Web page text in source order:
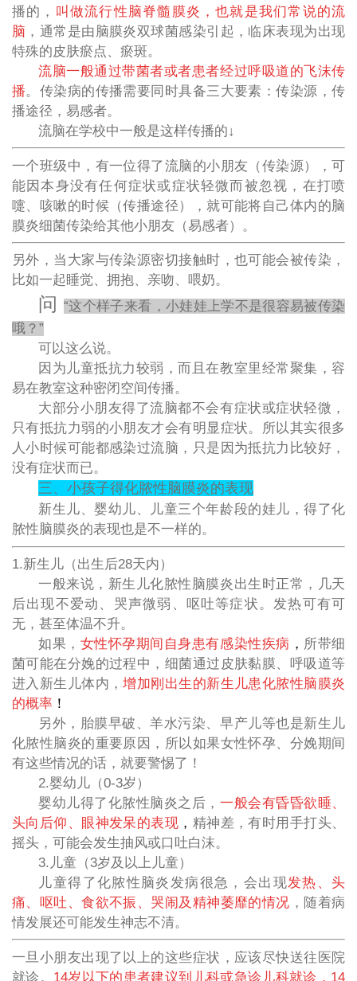
播的， 叫做流行性脑脊髓膜炎，也就是我们常说的流
脑 ，通常是由脑膜炎双球菌感染引起，临床表现为出现
特殊的皮肤瘀点、瘀斑。
流脑一般通过带菌者或者患者经过呼吸道的飞沫传
播。传染病的传播需要同时具备三大要素：传染源，传
播途径，易感者。
流脑在学校中一般是这样传播的↓
一个班级中，有一位得了流脑的小朋友（传染源），可
能因本身没有任何症状或症状轻微而被忽视，在打喷
嚏、咳嗽的时候（传播途径），就可能将自己体内的脑
膜炎细菌传染给其他小朋友（易感者）。
另外，当大家与传染源密切接触时，也可能会被传染，
比如一起睡觉、拥抱、亲吻、喂奶。
问“这个样子来看，小娃娃上学不是很容易被传染
哦？”
可以这么说。
因为儿童抵抗力较弱，而且在教室里经常聚集，容
易在教室这种密闭空间传播。
大部分小朋友得了流脑都不会有症状或症状轻微，
只有抵抗力弱的小朋友才会有明显症状。所以其实很多
人小时候可能都感染过流脑，只是因为抵抗力比较好，
没有症状而已。
三、小孩子得化脓性脑膜炎的表现
新生儿、婴幼儿、儿童三个年龄段的娃儿，得了化
脓性脑膜炎的表现也是不一样的。
1.新生儿（出生后28天内）
一般来说，新生儿化脓性脑膜炎出生时正常，几天
后出现不爱动、哭声微弱、呕吐等症状。发热可有可
无，甚至体温不升。
如果， 女性怀孕期间自身患有感染性疾病 ， 所带细
菌可能在分娩的过程中，细菌通过皮肤黏膜、呼吸道等
进入新生儿体内，增加刚出生的新生儿患化脓性脑膜炎
的概率！
另外，胎膜早破、羊水污染、早产儿等也是新生儿
化脓性脑炎的重要原因，所以如果女性怀孕、分娩期间
有这些情况的话，就要警惕了！
2.婴幼儿（0-3岁）
婴幼儿得了化脓性脑炎之后， 一般会有昏昏欲睡、
头向后仰、眼神发呆的表现 ， 精神差，有时用手打头、
摇头，可能会发生抽风或口吐白沫。
3.儿童（3岁及以上儿童）
儿童得了化脓性脑炎发病很急，会出现发热、头
痛、呕吐、食欲不振、哭闹及精神萎靡的情况 ，随着病
情发展还可能发生神志不清。
一旦小朋友出现了以上的这些症状，应该尽快送往医院
就诊。 14岁以下的患者建议到儿科或急诊儿科就诊，14